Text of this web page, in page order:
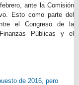
ante la Comisión
Esto como parte del
el Congreso de la
Públicas y el
de 2016, pero